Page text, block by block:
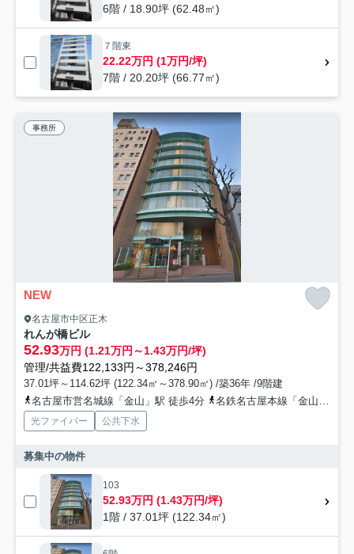
6階 / 18.90坪 (62.48㎡)
７階東
22.22万円 (1万円/坪)
7階 / 20.20坪 (66.77㎡)
事務所
NEW
名古屋市中区正木
れんが橋ビル
52.93万円 (1.21万円～1.43万円/坪)
管理/共益費122,133円～378,246円
37.01坪～114.62坪 (122.34㎡～378.90㎡) /築36年 /9階建
名古屋市営名城線「金山」駅 徒歩4分
名鉄名古屋本線「金山」駅 徒歩4分
光ファイバー 公共下水
募集中の物件
103
52.93万円 (1.43万円/坪)
1階 / 37.01坪 (122.34㎡)